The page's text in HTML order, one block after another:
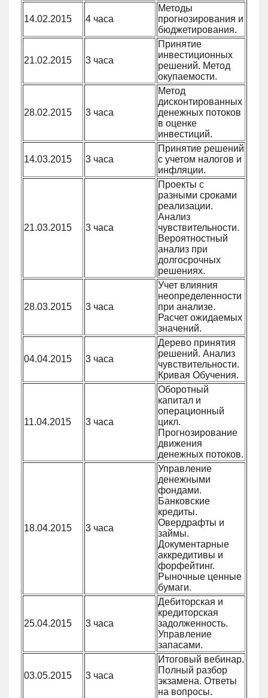
14.02.2015 4 часа
Методы
прогнозирования и
бюджетирования.
21.02.2015 3 часа
Принятие
инвестиционных
решений. Метод
окупаемости.
28.02.2015 3 часа
Метод
дисконтированных
денежных потоков
в оценке
инвестиций.
14.03.2015 3 часа
Принятие решений
с учетом налогов и
инфляции.
21.03.2015 3 часа
Проекты с
разными сроками
реализации.
Анализ
чувствительности.
Вероятностный
анализ при
долгосрочных
решениях.
28.03.2015 3 часа
Учет влияния
неопределенности
при анализе.
Расчет ожидаемых
значений.
04.04.2015 3 часа
Дерево принятия
решений. Анализ
чувствительности.
Кривая Обучения.
11.04.2015 3 часа
Оборотный
капитал и
операционный
цикл.
Прогнозирование
движения
денежных потоков.
18.04.2015 3 часа
Управление
денежными
фондами.
Банковские
кредиты.
Овердрафты и
займы.
Документарные
аккредитивы и
форфейтинг.
Рыночные ценные
бумаги.
25.04.2015 3 часа
Дебиторская и
кредиторская
задолженность.
Управление
запасами.
03.05.2015 3 часа
Итоговый вебинар.
Полный разбор
экзамена. Ответы
на вопросы.